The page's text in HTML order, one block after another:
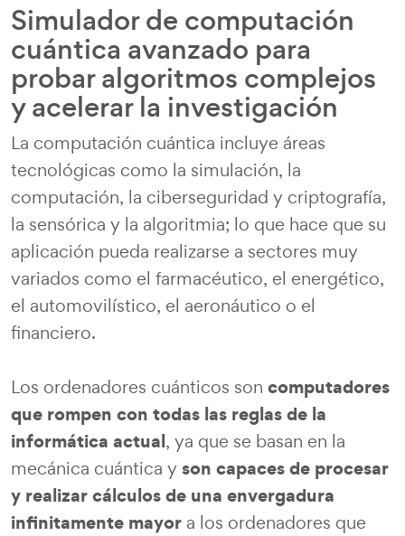
Simulador de computación
cuántica avanzado para
probar algoritmos complejos
y acelerar la investigación
La computación cuántica incluye áreas
tecnológicas como la simulación, la
computación, la ciberseguridad y criptografía,
la sensórica y la algoritmia; lo que hace que su
aplicación pueda realizarse a sectores muy
variados como el farmacéutico, el energético,
el automovilístico, el aeronáutico o el
financiero.
Los ordenadores cuánticos son computadores
que rompen con todas las reglas de la
informática actual, ya que se basan en la
mecánica cuántica yson capaces de procesar
y realizar cálculos de una envergadura
infinitamente mayor a los ordenadores que